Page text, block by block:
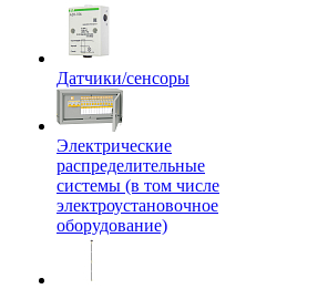
Датчики/сенсоры
Электрические
распределительные
системы (в том числе
электроустановочное
оборудование)